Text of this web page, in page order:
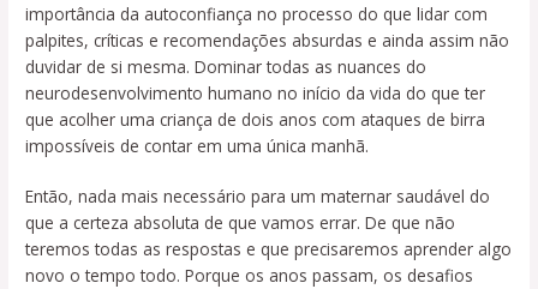
importância da autoconfiança no processo do que lidar com
palpites, críticas e recomendações absurdas e ainda assim não
duvidar de si mesma. Dominar todas as nuances do
neurodesenvolvimento humano no início da vida do que ter
que acolher uma criança de dois anos com ataques de birra
impossíveis de contar em uma única manhã.
Então, nada mais necessário para um maternar saudável do
que a certeza absoluta de que vamos errar. De que não
teremos todas as respostas e que precisaremos aprender algo
novo o tempo todo. Porque os anos passam, os desafios